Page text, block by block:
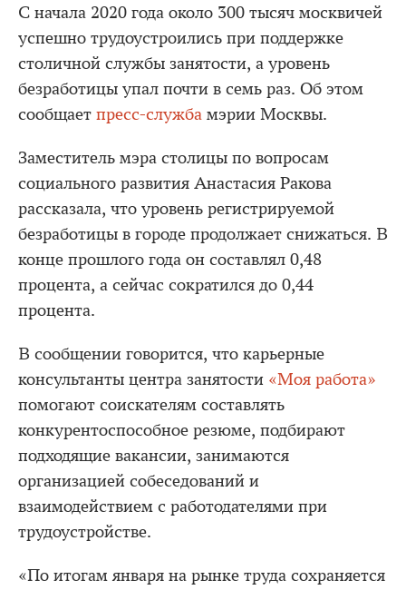
С начала 2020 года около 300 тысяч москвичей
успешно трудоустроились при поддержке
столичной службы занятости, а уровень
безработицы упал почти в семь раз. Об этом
сообщает пресс-служба мэрии Москвы.
Заместитель мэра столицы по вопросам
социального развития Анастасия Ракова
рассказала, что уровень регистрируемой
безработицы в городе продолжает снижаться. В
конце прошлого года он составлял 0,48
процента, а сейчас сократился до 0,44
процента.
В сообщении говорится, что карьерные
консультанты центра занятости «Моя работа»
помогают соискателям составлять
конкурентоспособное резюме, подбирают
подходящие вакансии, занимаются
организацией собеседований и
взаимодействием с работодателями при
трудоустройстве.
«По итогам января на рынке труда сохраняется